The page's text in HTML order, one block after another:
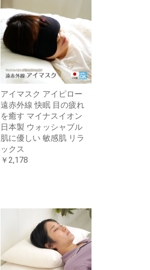
アイマスク アイピロー
遠赤外線 快眠 目の疲れ
を癒す マイナスイオン
日本製 ウォッシャブル
肌に優しい 敏感肌 リラ
ックス
￥2,178